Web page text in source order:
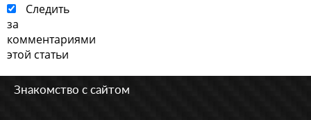
Следить
за
комментариями
этой статьи
Знакомство с сайтом